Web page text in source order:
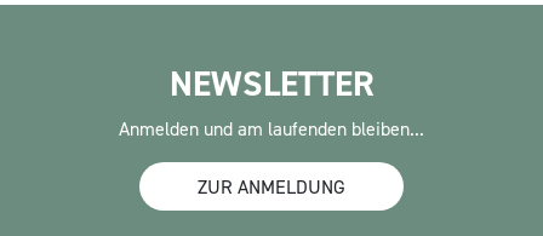
NEWSLETTER
Anmelden und am laufenden bleiben...
ZUR ANMELDUNG